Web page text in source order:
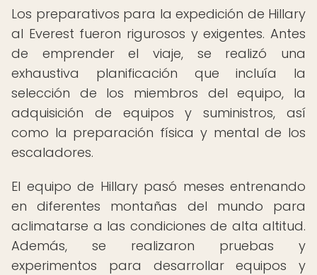
Los preparativos para la expedición de Hillary
al Everest fueron rigurosos y exigentes. Antes
de emprender el viaje, se realizó una
exhaustiva planificación que incluía la
selección de los miembros del equipo, la
adquisición de equipos y suministros, así
como la preparación física y mental de los
escaladores.
El equipo de Hillary pasó meses entrenando
en diferentes montañas del mundo para
aclimatarse a las condiciones de alta altitud.
Además, se realizaron pruebas y
experimentos para desarrollar equipos y